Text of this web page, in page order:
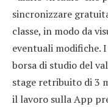
sincronizzare
classe, in modo da
eventuali modifiche.
borsa di studio del
stage retribuito di 3
il lavoro sulla App